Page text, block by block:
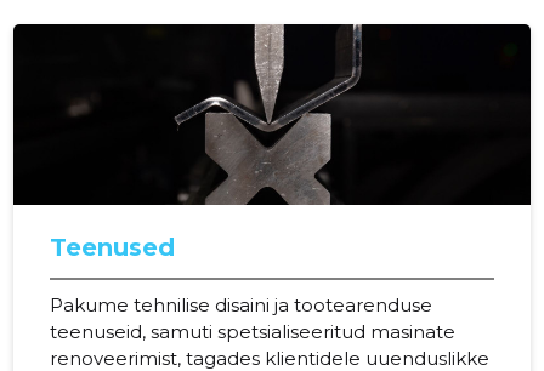
kogenud meeskond suudab painutada kuni 2 meetri
pikkuseid detaile, tagades täpse
Teenused
Pakume tehnilise disaini ja tootearenduse
teenuseid, samuti spetsialiseeritud masinate
renoveerimist, tagades klientidele uuenduslikke